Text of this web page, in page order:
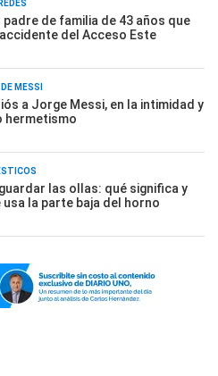
padre de familia de 43 años que
del Acceso Este
MESSI
a Jorge Messi, en la intimidad y
hermetismo
las ollas: qué significa y
usa la parte baja del horno